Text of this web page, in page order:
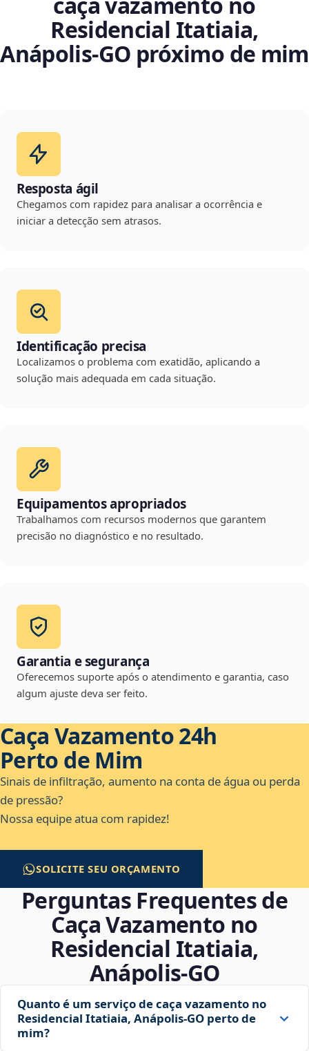
Residencial Itatiaia,
Anápolis‑GO próximo de mim
Resposta ágil
Chegamos com rapidez para analisar a ocorrência e
iniciar a detecção sem atrasos.
Identificação precisa
Localizamos o problema com exatidão, aplicando a
solução mais adequada em cada situação.
Equipamentos apropriados
Trabalhamos com recursos modernos que garantem
precisão no diagnóstico e no resultado.
Garantia e segurança
Oferecemos suporte após o atendimento e garantia, caso
algum ajuste deva ser feito.
Caça Vazamento 24h
Perto de Mim
Sinais de infiltração, aumento na conta de água ou perda
de pressão?
Nossa equipe atua com rapidez!
SOLICITE SEU ORÇAMENTO
Perguntas Frequentes de
Caça Vazamento no
Residencial Itatiaia,
Anápolis‑GO
Quanto é um serviço de caça vazamento no
Residencial Itatiaia, Anápolis‑GO perto de
mim?